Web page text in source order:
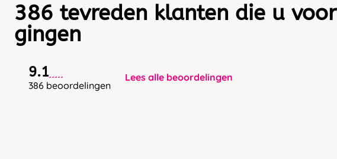
386 tevreden klanten die u voor
gingen
9.1
386 beoordelingen
Lees alle beoordelingen